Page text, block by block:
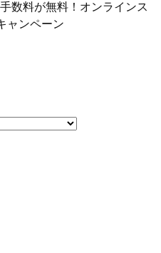
数料が無料！オンラインス
ャンペーン